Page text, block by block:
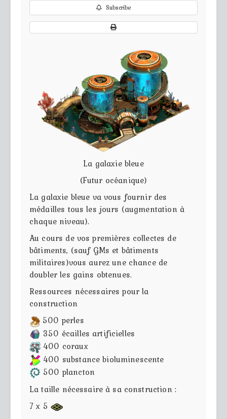
Subscribe
La galaxie bleue
(Futur océanique)
La galaxie bleue va vous fournir des
médailles tous les jours (augmentation à
chaque niveau).
Au cours de vos premières collectes de
bâtiments, (sauf GMs et bâtiments
militaires)vous aurez une chance de
doubler les gains obtenues.
Ressources nécessaires pour la
construction
500 perles
350 écailles artificielles
400 coraux
400 substance bioluminescente
500 plancton
La taille nécessaire à sa construction :
7 x 5